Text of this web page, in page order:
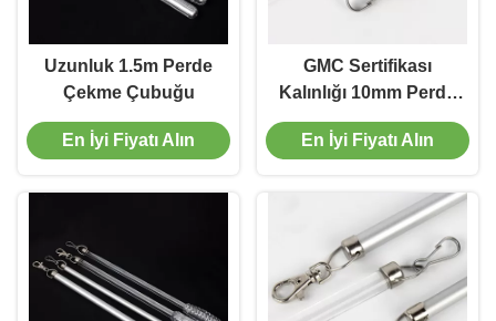
Uzunluk 1.5m Perde
Çekme Çubuğu
En İyi Fiyatı Alın
GMC Sertifikası
Kalınlığı 10mm Perde
Çekme Çubuğu Perde
Perdesi Çekme
En İyi Fiyatı Alın